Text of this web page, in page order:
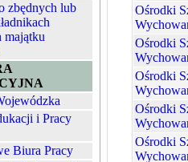
zbędnych lub
majątku
i Pracy
Biura Pracy
Ośrodki
Ośrodki
Ośrodki
Ośrodki
Ośrodki